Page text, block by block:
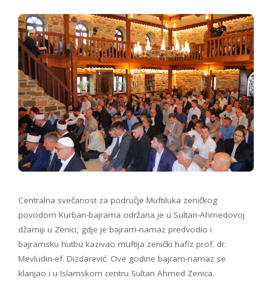
Centralna svečanost za područje Muftiluka zeničkog
povodom Kurban-bajrama održana je u Sultan-Ahmedovoj
džamiji u Zenici, gdje je bajram-namaz predvodio i
bajramsku hutbu kazivao muftija zenički hafiz prof. dr.
Mevludin-ef. Dizdarević. Ove godine bajram-namaz se
klanjao i u Islamskom centru Sultan Ahmed Zenica.